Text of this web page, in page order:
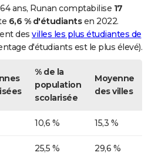
ans, Runan comptabilise 17
6,6 % d'étudiantsen 2022.
des villes les plus étudiantes de
d'étudiants est le plus élevé).
% de la
population
scolarisée
Moyenne
des villes
10,6 % 15,3 %
25,5 % 29,6 %